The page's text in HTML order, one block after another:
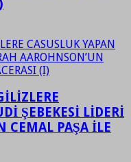
ŞEBEKESİ LİDERİ
CEMAL PAŞA İLE